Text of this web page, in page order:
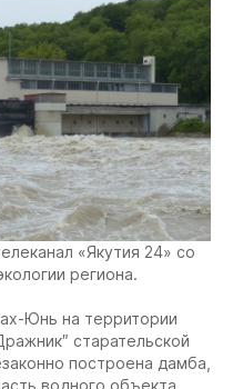
«Якутия 24» со
региона.
Юнь на территории
старательской
построена дамба,
водного объекта,